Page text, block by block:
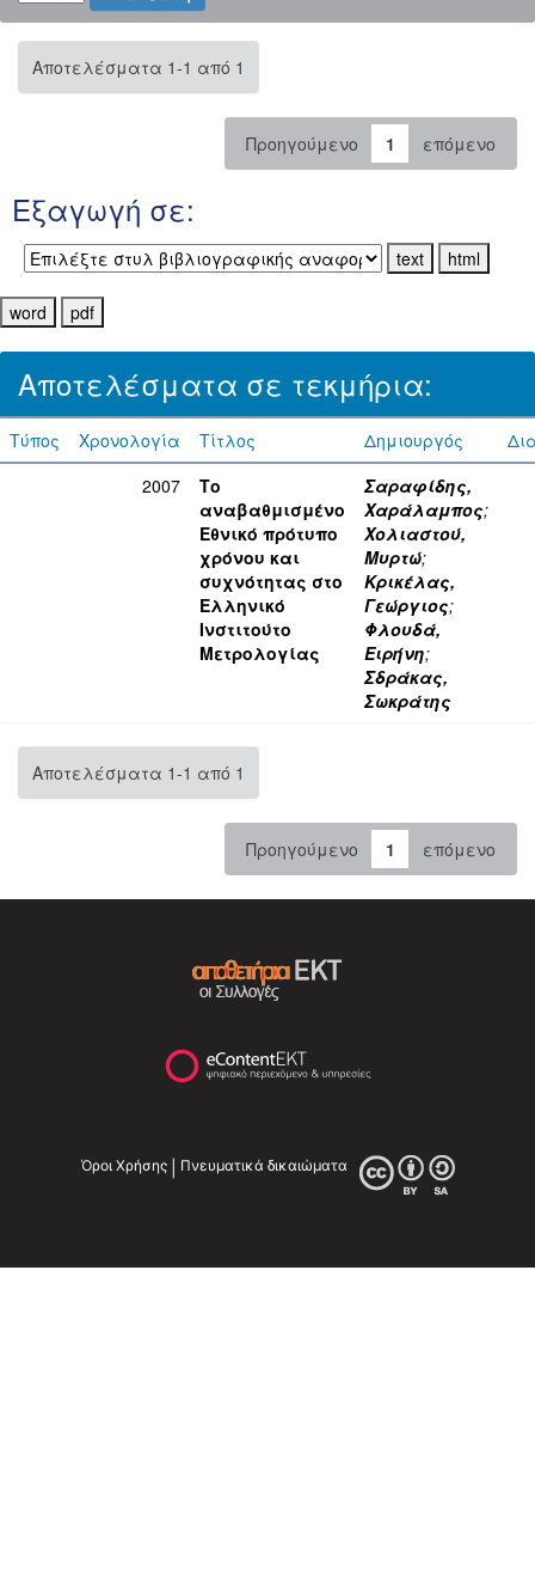
Αποτελέσματα 1-1 από 1
Προηγούμενο 1 επόμενο
Εξαγωγή σε:
Αποτελέσματα σε τεκμήρια:
Τύπος Χρονολογία Τίτλος Δημιουργός
2007
Το
αναβαθμισμένο
Εθνικό πρότυπο
χρόνου και
συχνότητας στο
Ελληνικό
Ινστιτούτο
Μετρολογίας
Σαραφίδης,
Χαράλαμπος;
Χολιαστού,
Μυρτώ;
Κρικέλας,
Γεώργιος;
Φλουδά,
Ειρήνη;
Σδράκας,
Σωκράτης
Αποτελέσματα 1-1 από 1
Προηγούμενο 1 επόμενο